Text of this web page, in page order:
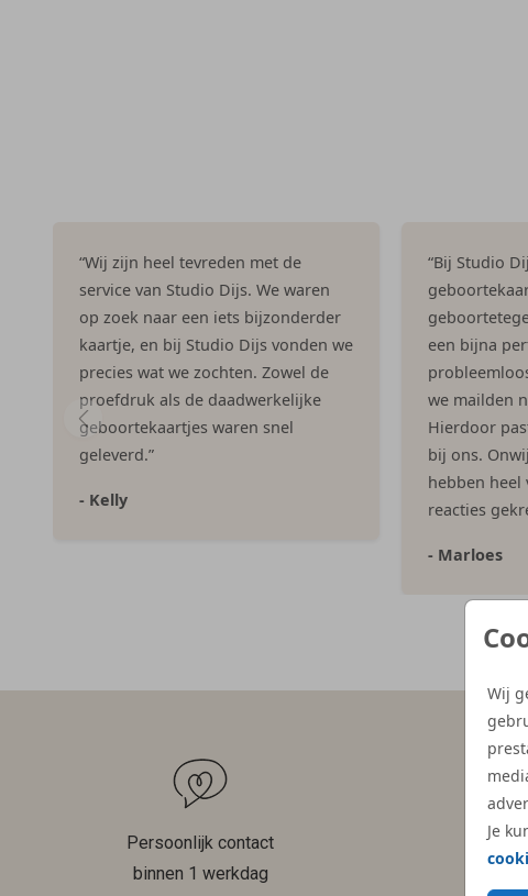
Wij
Je
“Wij zijn heel tevreden met de
service van Studio Dijs. We waren
op zoek naar een iets bijzonderder
kaartje, en bij Studio Dijs vonden we
precies wat we zochten. Zowel de
proefdruk als de daadwerkelijke
geboortekaartjes waren snel
geleverd.”
- Kelly
“Bij Studio
een bijna
we mailden
Hierdoor
bij ons.
hebben heel
reacties
- Marloes
Persoonlijk contact
binnen 1 werkdag